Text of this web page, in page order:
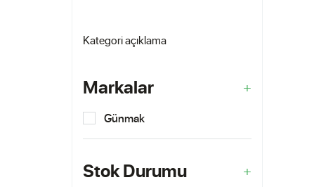
Kategori açıklama
Markalar
Günmak
Stok Durumu